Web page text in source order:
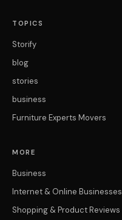
TOPICS
Storify
blog
stories
business
Furniture Experts Movers
MORE
Business
Internet & Online Businesses
Shopping & Product Reviews